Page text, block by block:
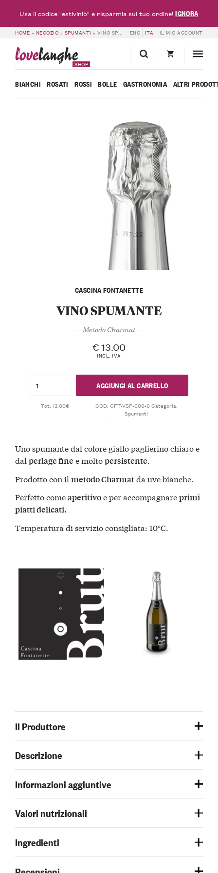
HOME » NEGOZIO » SPUMANTI »VINO SPUMANTE BRUT – CASCINA FONTANETTE ENG ITA IL MIO ACCOUNT
lovelanghe
SHOP
BIANCHI ROSATI ROSSI BOLLE GASTRONOMIA ALTRI
CASCINA FONTANETTE
VINO SPUMANTE
— Metodo Charmat —
€ 13.00
INCL. IVA
AGGIUNGI AL CARRELLO
Tot: 13.00€ COD: CFT-VSP-000-0Categoria:
Spumanti
Uno spumante dal colore giallo paglierino chiaro e
dalperlage fine e moltopersistente.
Prodotto con ilmetodo Charmatda uve bianche.
Perfetto comeaperitivoe per accompagnareprimi
piatti delicati.
Temperatura di servizio consigliata: 10°C.
Il Produttore
Descrizione
Informazioni aggiuntive
Valori nutrizionali
Ingredienti
Usa il codice "estivini5" e risparmia sul tuo ordine!IGNORA